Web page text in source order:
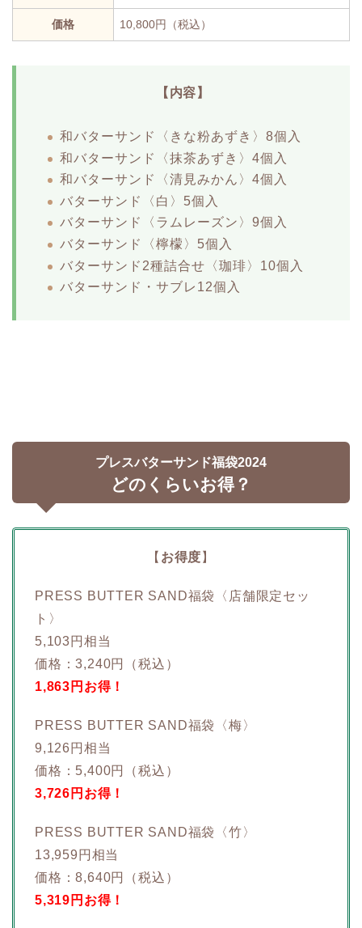
価格 10,800円（税込）
【内容】
和バターサンド〈きな粉あずき〉8個入
和バターサンド〈抹茶あずき〉4個入
和バターサンド〈清見みかん〉4個入
バターサンド〈白〉5個入
バターサンド〈ラムレーズン〉9個入
バターサンド〈檸檬〉5個入
バターサンド2種詰合せ〈珈琲〉10個入
バターサンド・サブレ12個入
プレスバターサンド福袋2024
どのくらいお得？
【 お得度 】
PRESS BUTTER SAND福袋〈店舗限定セッ
ト〉
5,103円相当
価格：3,240円（税込）
1,863円お得！
PRESS BUTTER SAND福袋〈梅〉
9,126円相当
価格：5,400円（税込）
3,726円お得！
PRESS BUTTER SAND福袋〈竹〉
13,959円相当
価格：8,640円（税込）
5,319円お得！